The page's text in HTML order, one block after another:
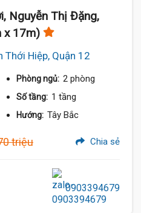
Nguyễn Thị Đặng,
x 17m)
Thới Hiệp, Quận 12
Phòng ngủ: 2 phòng
Số tầng: 1 tầng
Hướng: Tây Bắc
triệu Chia sẻ
0903394679